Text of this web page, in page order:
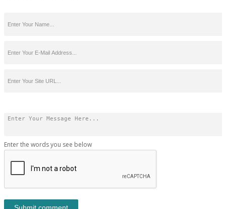
Enter the words you see below